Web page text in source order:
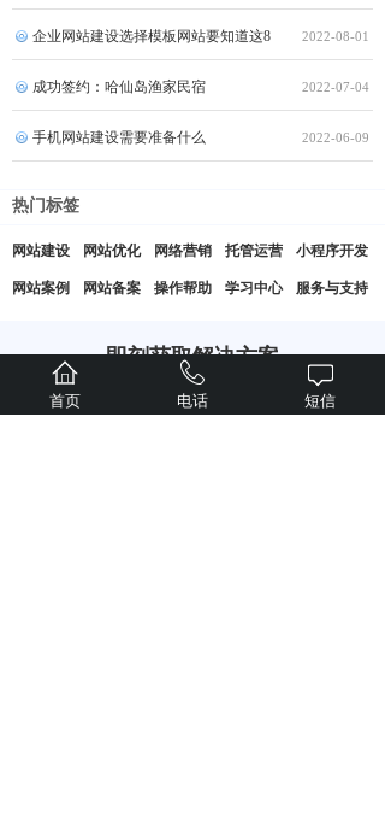
企业网站建设选择模板网站要知道这8 2022-08-01
成功签约：哈仙岛渔家民宿 2022-07-04
手机网站建设需要准备什么 2022-06-09
热门标签
网站优化 网络营销 小程序开发
网站建设 托管运营
学习中心 服务与支持
操作帮助
网站备案
网站案例
即刻获取解决方案
专属1V1服务
首页 电话 短信